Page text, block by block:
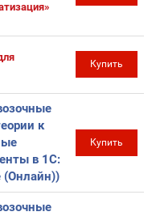
Купить
к
в 1С:
(Онлайн))
Купить